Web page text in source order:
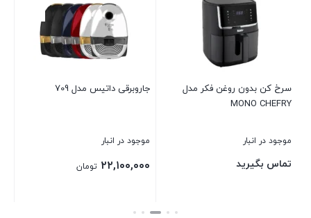
سرخ کن بدون روغن فکر مدل
MONO CHEFRY
موجود در انبار
تماس بگیرید
جاروبرقی داتیس مدل 709
موجود در انبار
۲۲,۱۰۰,۰۰۰ تومان
بستن